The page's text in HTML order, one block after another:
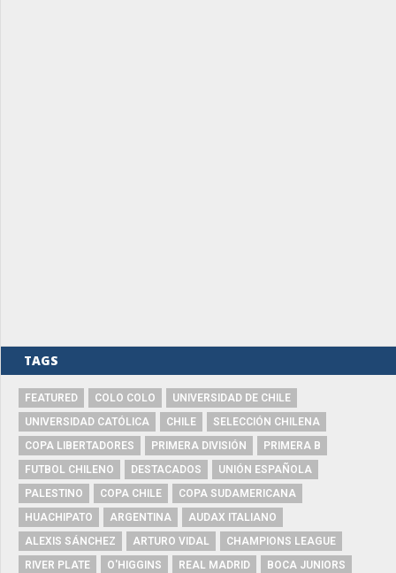
TAGS
FEATURED COLO COLO
UNIVERSIDAD DE CHILE
UNIVERSIDAD CATÓLICA
CHILE
SELECCIÓN CHILENA
COPA LIBERTADORES
PRIMERA DIVISIÓN
PRIMERA B
FUTBOL CHILENO
DESTACADOS
UNIÓN ESPAÑOLA
PALESTINO
COPA CHILE
COPA SUDAMERICANA
HUACHIPATO
ARGENTINA
AUDAX ITALIANO
ALEXIS SÁNCHEZ
ARTURO VIDAL
CHAMPIONS LEAGUE
RIVER PLATE
O'HIGGINS REAL MADRID
BOCA JUNIORS